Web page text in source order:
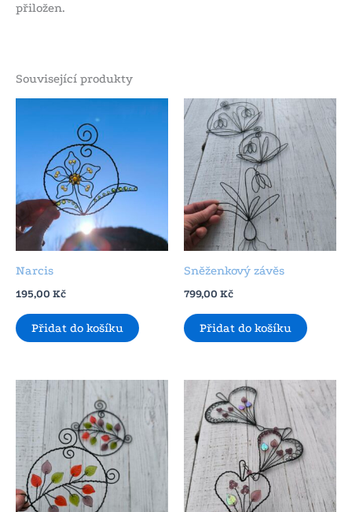
přiložen.
Související produkty
Narcis
195,00 Kč
Přidat do košíku
Sněženkový závěs
799,00 Kč
Přidat do košíku